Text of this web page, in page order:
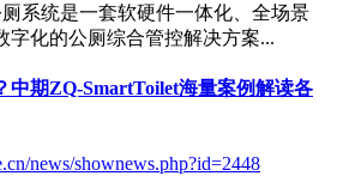
系统是一套软硬件一体化、全场景
字化的公厕综合管控解决方案...
中期ZQ-SmartToilet海量案例解读各
news/shownews.php?id=2448